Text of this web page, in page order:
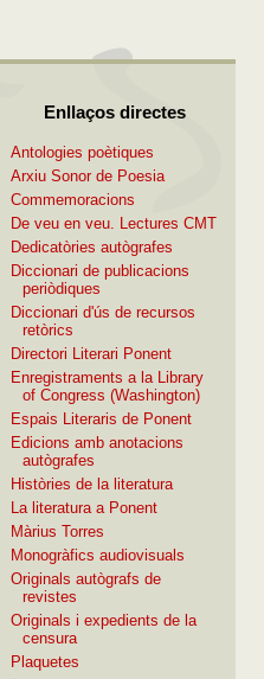
Enllaços directes
Antologies poètiques
Arxiu Sonor de Poesia
Commemoracions
De veu en veu. Lectures CMT
Dedicatòries autògrafes
Diccionari de publicacions
periòdiques
Diccionari d'ús de recursos
retòrics
Directori Literari Ponent
Enregistraments a la Library
of Congress (Washington)
Espais Literaris de Ponent
Edicions amb anotacions
autògrafes
Històries de la literatura
La literatura a Ponent
Màrius Torres
Monogràfics audiovisuals
Originals autògrafs de
revistes
Originals i expedients de la
censura
Plaquetes